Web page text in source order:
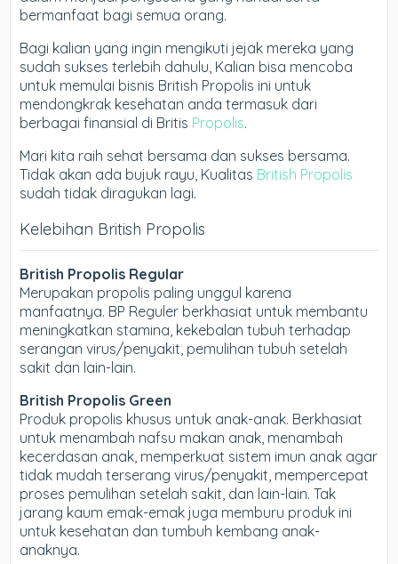
bermanfaat bagi semua orang.
Bagi kalian yang ingin mengikuti jejak mereka yang
sudah sukses terlebih dahulu, Kalian bisa mencoba
untuk memulai bisnis British Propolis ini untuk
mendongkrak kesehatan anda termasuk dari
berbagai finansial di Britis Propolis.
Mari kita raih sehat bersama dan sukses bersama.
Tidak akan ada bujuk rayu, Kualitas British Propolis
sudah tidak diragukan lagi.
Kelebihan British Propolis
British Propolis Regular
Merupakan propolis paling unggul karena
manfaatnya. BP Reguler berkhasiat untuk membantu
meningkatkan stamina, kekebalan tubuh terhadap
serangan virus/penyakit, pemulihan tubuh setelah
sakit dan lain-lain.
British Propolis Green
Produk propolis khusus untuk anak-anak. Berkhasiat
untuk menambah nafsu makan anak, menambah
kecerdasan anak, memperkuat sistem imun anak agar
tidak mudah terserang virus/penyakit, mempercepat
proses pemulihan setelah sakit, dan lain-lain. Tak
jarang kaum emak-emak juga memburu produk ini
untuk kesehatan dan tumbuh kembang anak-
anaknya.